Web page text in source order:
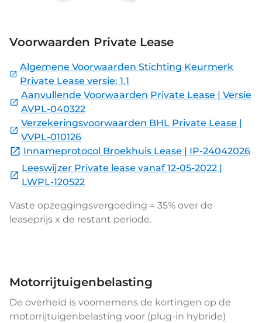
Voorwaarden Private Lease
Algemene Voorwaarden Stichting Keurmerk
Private Lease versie: 1.1
Aanvullende Voorwaarden Private Lease | Versie
AVPL-040322
Verzekeringsvoorwaarden BHL Private Lease |
VVPL-010126
Innameprotocol Broekhuis Lease | IP-24042026
Leeswijzer Private lease vanaf 12-05-2022 |
LWPL-120522
Vaste opzeggingsvergoeding = 35% over de
leaseprijs x de restant periode.
Motorrijtuigenbelasting
De overheid is voornemens de kortingen op de
motorrijtuigenbelasting voor (plug-in hybride)